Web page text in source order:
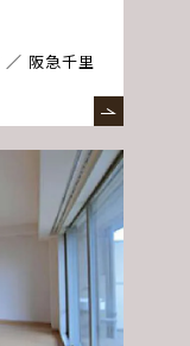
阪急千里